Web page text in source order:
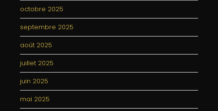
octobre 2025
septembre 2025
août 2025
juillet 2025
juin 2025
mai 2025